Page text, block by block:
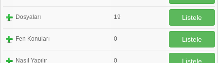
Dosyaları 19 Listele
Fen Konuları 0 Listele
Nasıl Yapılır 0 Listele